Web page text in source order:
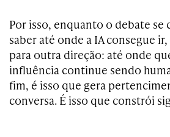
Por isso, enquanto o debate se
saber até onde a IA consegue
para outra direção: até onde
influência continue sendo
fim, é isso que gera
conversa. É isso que constrói